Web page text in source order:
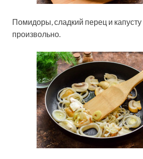
Помидоры, сладкий перец и
произвольно.